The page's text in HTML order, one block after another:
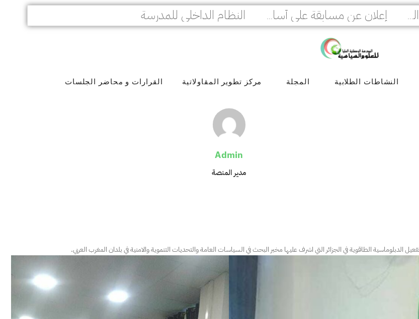
إعلان هام : إلزامية تفعيل المصادقة الثنائية لمنصة PROGRES GRH إعلان عن مسابقة على أساس الامتحان المهني للترقية في عدة رتب النظام الداخلي للمدرسة
النشاطات الطلابية المجلة مركز تطوير المقاولاتية القرارات و محاضر الجلسات
Admin
مدير المنصة
الدبلوماسية الطاقوية في الجزائر التي اشرف عليها مخبر البحث في السياسات العامة والتحديات التنموية والامنية في بلدان المغرب العربي.